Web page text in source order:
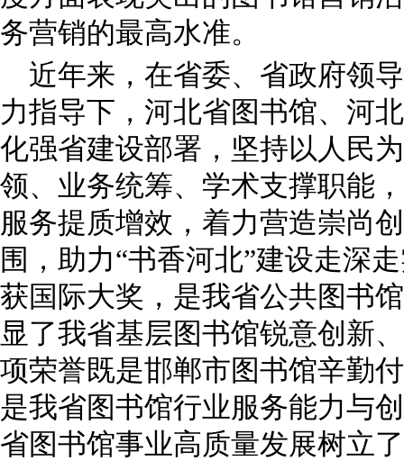
务营销的最高水准。
近年来，在省委、省政府领
力指导下，河北省图书馆、河
化强省建设部署，坚持以人民
领、业务统筹、学术支撑职能
服务提质增效，着力营造崇尚
围，助力“书香河北”建设走深
获国际大奖，是我省公共图书
显了我省基层图书馆锐意创新
项荣誉既是邯郸市图书馆辛勤
是我省图书馆行业服务能力与
省图书馆事业高质量发展树立